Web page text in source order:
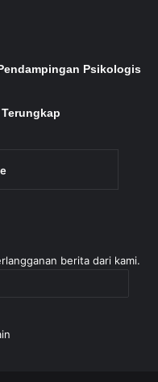
Psikologis
berita dari kami.